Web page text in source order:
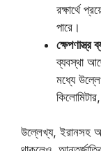
রক্ষার্থে
পারে।
ক্ষেপণাস্ত্র
ব্যবস্থা
মধ্যে
উল্লেখ্য, ইরানসহ